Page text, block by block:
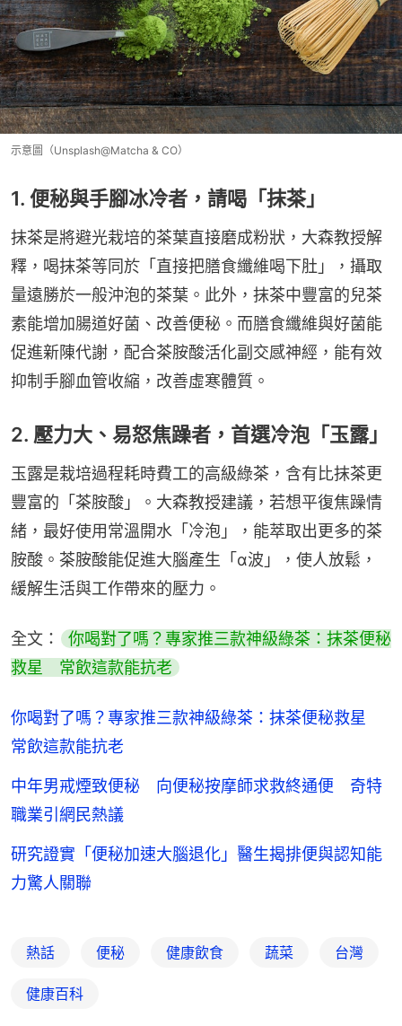
示意圖（Unsplash@Matcha & CO）
1. 便秘與手腳冰冷者，請喝「抹茶」
抹茶是將避光栽培的茶葉直接磨成粉狀，大森教授解
釋，喝抹茶等同於「直接把膳食纖維喝下肚」，攝取
量遠勝於一般沖泡的茶葉。此外，抹茶中豐富的兒茶
素能增加腸道好菌、改善便秘。而膳食纖維與好菌能
促進新陳代謝，配合茶胺酸活化副交感神經，能有效
抑制手腳血管收縮，改善虛寒體質。
2. 壓力大、易怒焦躁者，首選冷泡「玉露」
玉露是栽培過程耗時費工的高級綠茶，含有比抹茶更
豐富的「茶胺酸」。大森教授建議，若想平復焦躁情
緒，最好使用常溫開水「冷泡」，能萃取出更多的茶
胺酸。茶胺酸能促進大腦產生「α波」，使人放鬆，
緩解生活與工作帶來的壓力。
全文：
你喝對了嗎？專家推三款神級綠茶：抹茶便秘
救星　常飲這款能抗老
你喝對了嗎？專家推三款神級綠茶：抹茶便秘救星
常飲這款能抗老
中年男戒煙致便秘 向便秘按摩師求救終通便 奇特
職業引網民熱議
研究證實「便秘加速大腦退化」醫生揭排便與認知能
力驚人關聯
熱話 便秘 健康飲食 蔬菜 台灣
健康百科